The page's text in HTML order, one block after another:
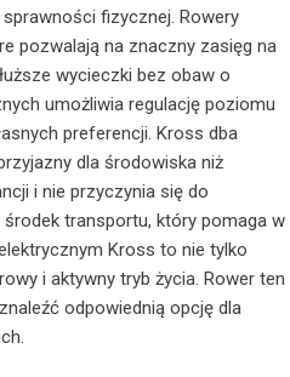
fizycznej. Rowery
pozwalają na znaczny zasięg na
wycieczki bez obaw o
umożliwia regulację poziomu
preferencji. Kross dba
dla środowiska niż
i nie przyczynia się do
transportu, który pomaga w
Kross to nie tylko
i aktywny tryb życia. Rower ten
odpowiednią opcję dla